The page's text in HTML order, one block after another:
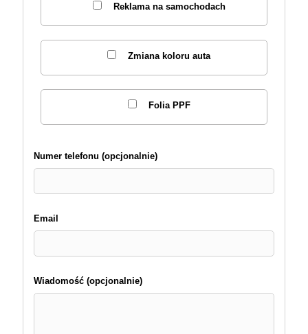
Reklama na samochodach
Zmiana koloru auta
Folia PPF
Numer telefonu (opcjonalnie)
Email
Wiadomość (opcjonalnie)